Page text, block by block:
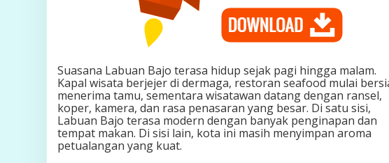
Suasana Labuan Bajo terasa hidup sejak pagi hingga malam.
Kapal wisata berjejer di dermaga, restoran seafood mulai
menerima tamu, sementara wisatawan datang dengan ransel,
koper, kamera, dan rasa penasaran yang besar. Di satu sisi,
Labuan Bajo terasa modern dengan banyak penginapan dan
tempat makan. Di sisi lain, kota ini masih menyimpan aroma
petualangan yang kuat.